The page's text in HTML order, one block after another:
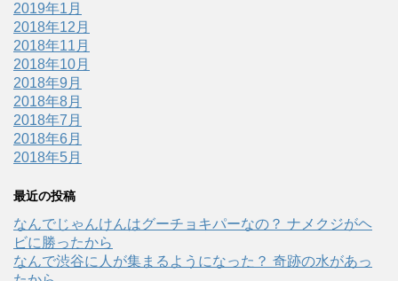
2019年1月
2018年12月
2018年11月
2018年10月
2018年9月
2018年8月
2018年7月
2018年6月
2018年5月
最近の投稿
なんでじゃんけんはグーチョキパーなの？ ナメクジがヘ
ビに勝ったから
なんで渋谷に人が集まるようになった？ 奇跡の水があっ